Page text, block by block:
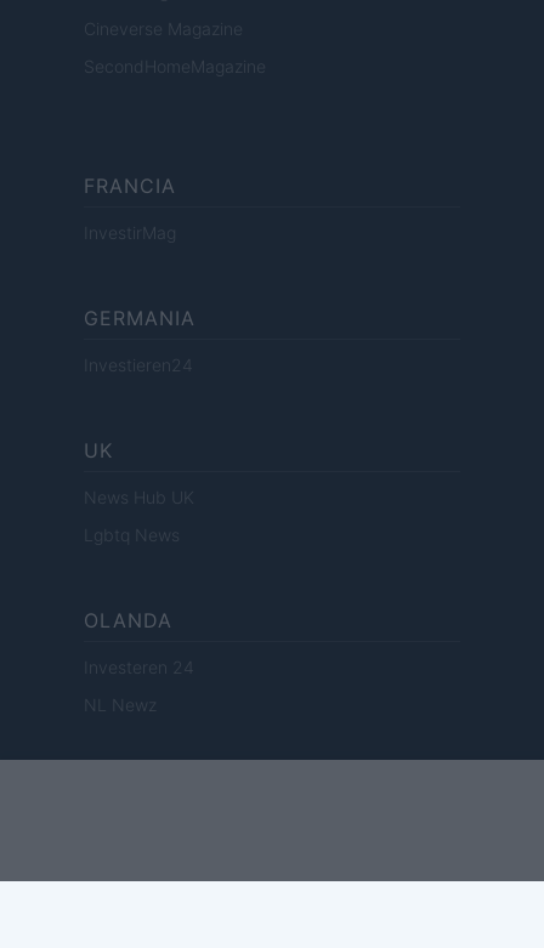
Cineverse Magazine
SecondHomeMagazine
FRANCIA
InvestirMag
GERMANIA
Investieren24
UK
News Hub UK
Lgbtq News
OLANDA
Investeren 24
NL Newz